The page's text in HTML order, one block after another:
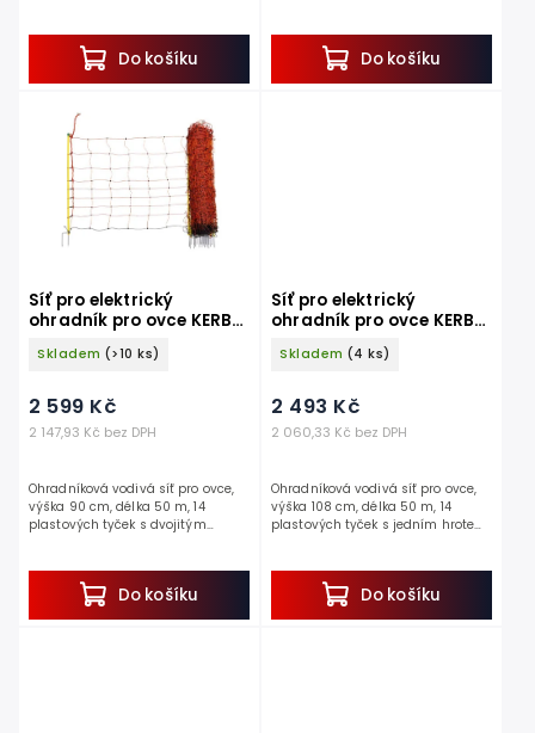
Do košíku
pro vodivé i...
Do košíku
pro vodivé i...
Síť pro elektrický
ohradník pro ovce KERBL
27252 OVINET, 90 cm x 50
m / 2 hroty, oranžová
Skladem (>10 ks)
2 147,93 Kč bez DPH
2 599 Kč
Do košíku
Ohradníková vodivá síť pro ovce,
výška 90 cm, délka 50 m, 14
plastových tyček s dvojitým
konstrukci...
Síť pro elektrický
ohradník pro ovce KERBL
27253 OVINET, 108 cm x
50 m / 1 hrot, oranžová
Skladem (4 ks)
2 060,33 Kč bez DPH
2 493 Kč
Do košíku
Ohradníková vodivá síť pro ovce,
výška 108 cm, délka 50 m, 14
plastových tyček s jedním hrotem,
konstrukci...